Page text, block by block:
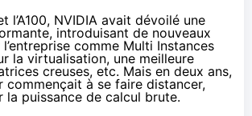
l’A100, NVIDIA avait dévoilé une
introduisant de nouveaux
comme Multi Instances
la virtualisation, une meilleure
creuses, etc. Mais en deux ans,
commençait à se faire distancer,
la puissance de calcul brute.